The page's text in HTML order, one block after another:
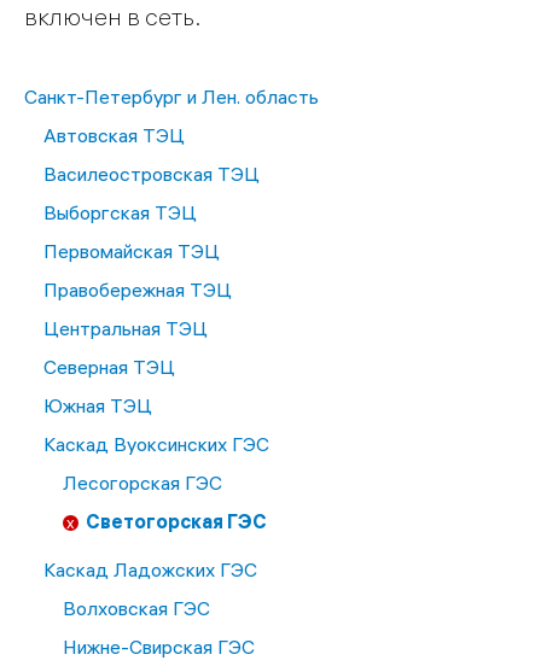
включен в сеть.
Санкт-Петербург и Лен. область
Автовская ТЭЦ
Василеостровская ТЭЦ
Выборгская ТЭЦ
Первомайская ТЭЦ
Правобережная ТЭЦ
Центральная ТЭЦ
Северная ТЭЦ
Южная ТЭЦ
Каскад Вуоксинских ГЭС
Лесогорская ГЭС
Светогорская ГЭС
Каскад Ладожских ГЭС
Волховская ГЭС
Нижне-Свирская ГЭС